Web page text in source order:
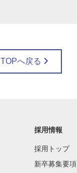
TOPへ戻る
採用情報
採用トップ
新卒募集要項